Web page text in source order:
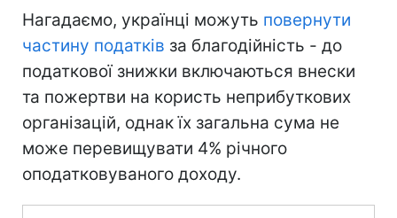
Нагадаємо, українці можуть повернути
частину податків за благодійність - до
податкової знижки включаються внески
та пожертви на користь неприбуткових
організацій, однак їх загальна сума не
може перевищувати 4% річного
оподатковуваного доходу.